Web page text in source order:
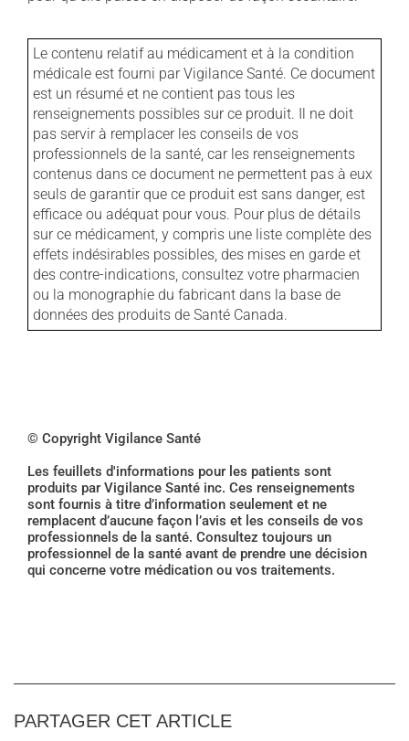
Le contenu relatif au médicament et à la condition
médicale est fourni par Vigilance Santé. Ce document
est un résumé et ne contient pas tous les
renseignements possibles sur ce produit. Il ne doit
pas servir à remplacer les conseils de vos
professionnels de la santé, car les renseignements
contenus dans ce document ne permettent pas à eux
seuls de garantir que ce produit est sans danger, est
efficace ou adéquat pour vous. Pour plus de détails
sur ce médicament, y compris une liste complète des
effets indésirables possibles, des mises en garde et
des contre-indications, consultez votre pharmacien
ou la monographie du fabricant dans la base de
données des produits de Santé Canada.
© Copyright Vigilance Santé
Les feuillets d'informations pour les patients sont
produits par Vigilance Santé inc. Ces renseignements
sont fournis à titre d’information seulement et ne
remplacent d’aucune façon l’avis et les conseils de vos
professionnels de la santé. Consultez toujours un
professionnel de la santé avant de prendre une décision
qui concerne votre médication ou vos traitements.
PARTAGER CET ARTICLE